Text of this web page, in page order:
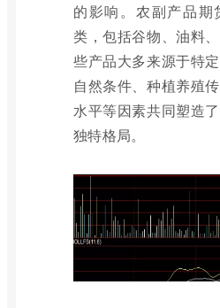
的影响。农副产品期
类，包括谷物、油料
些产品大多来源于特
自然条件、种植养殖
水平等因素共同塑造
独特格局。